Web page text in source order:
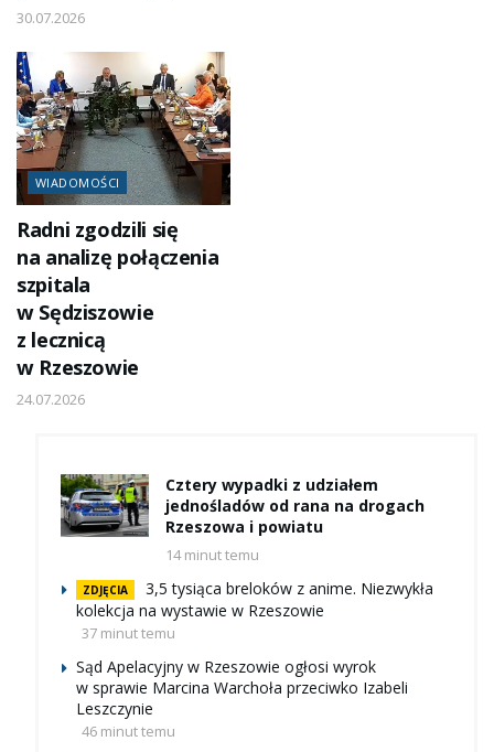
30.07.2026
WIADOMOŚCI
Radni zgodzili się
na analizę połączenia
szpitala
w Sędziszowie
z lecznicą
w Rzeszowie
24.07.2026
Cztery wypadki z udziałem
jednośladów od rana na drogach
Rzeszowa i powiatu
14 minut temu
ZDJĘCIA
3,5 tysiąca breloków z anime. Niezwykła
kolekcja na wystawie w Rzeszowie
37 minut temu
Sąd Apelacyjny w Rzeszowie ogłosi wyrok
w sprawie Marcina Warchoła przeciwko Izabeli
Leszczynie
46 minut temu